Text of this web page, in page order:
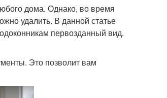
дома. Однако, во время
удалить. В данной статье
первозданный вид.
Это позволит вам